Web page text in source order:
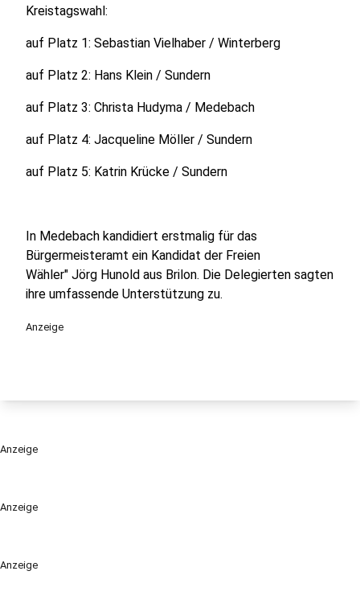
Anzeige
Anzeige
Kreistagswahl:
auf Platz 1: Sebastian Vielhaber / Winterberg
auf Platz 2: Hans Klein / Sundern
auf Platz 3: Christa Hudyma / Medebach
auf Platz 4: Jacqueline Möller / Sundern
auf Platz 5: Katrin Krücke / Sundern
In Medebach kandidiert erstmalig für das
Bürgermeisteramt ein Kandidat der Freien
Wähler" Jörg Hunold aus Brilon. Die Delegierten sagten
ihre umfassende Unterstützung zu.
Anzeige
Anzeige